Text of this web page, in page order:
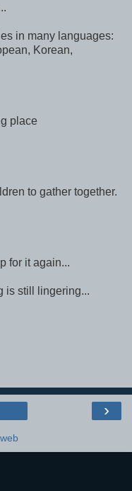
in many languages:
Korean,
place
to gather together.
for it again...
is still lingering...
›